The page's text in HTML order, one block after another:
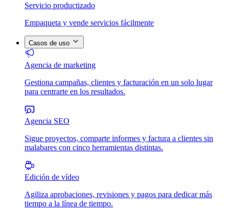
Servicio productizado
Empaqueta y vende servicios fácilmente
Casos de uso
Agencia de marketing
Gestiona campañas, clientes y facturación en un solo lugar
para centrarte en los resultados.
Agencia SEO
Sigue proyectos, comparte informes y factura a clientes sin
malabares con cinco herramientas distintas.
Edición de vídeo
Agiliza aprobaciones, revisiones y pagos para dedicar más
tiempo a la línea de tiempo.